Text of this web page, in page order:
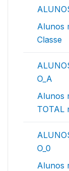
Alunos
Classe
O_A
Alunos
TOTAL
O_0
Alunos